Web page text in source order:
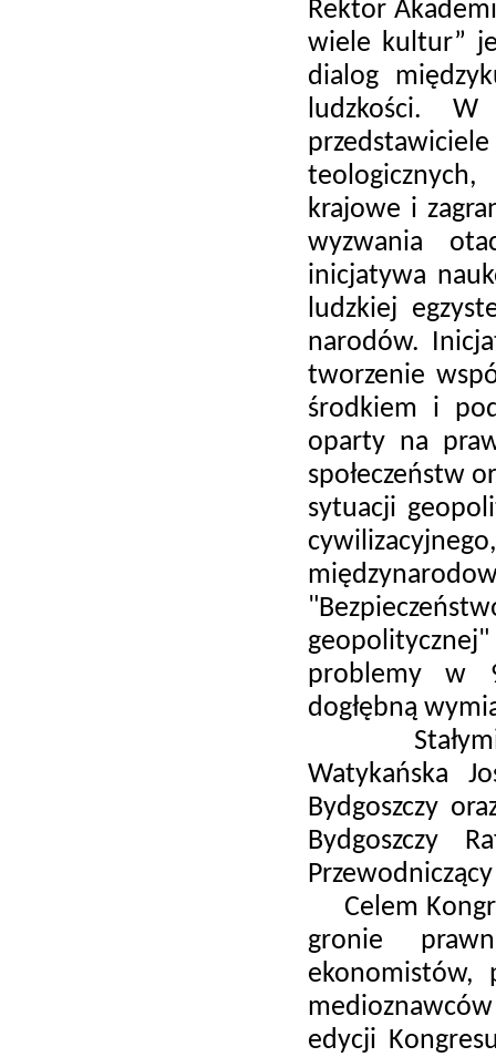
Rektor
wiele kultur”
dialog
ludzkości. W
krajowe i
wyzwania
inicjatywa
ludzkiej
narodów.
tworzenie
środkiem i
oparty na
społeczeństw
sytuacji
problemy w
dogłębną
Stałymi
Watykańska
Bydgoszczy
Bydgoszczy
Celem
gronie
ekonomistów,
edycji